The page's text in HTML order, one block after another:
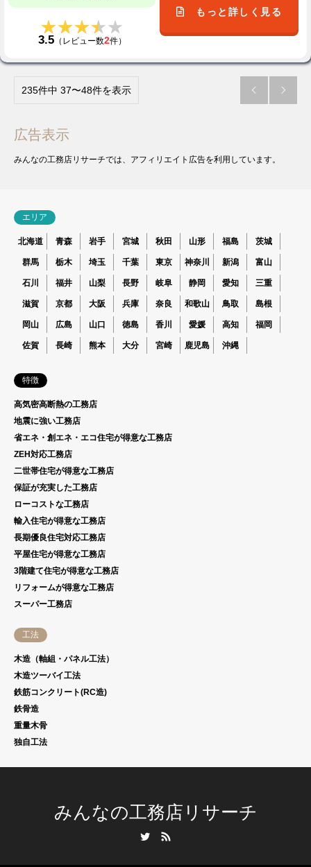
★★★★★
★★★★★
3.5（レビュー数2件）
もっと詳しく見る
235件中 37〜48件を表示  
広告表示
みんなの工務店リサーチでは、アフィリエイト広告を利用しています。
エリア
北海道 青森 岩手 宮城 秋田 山形 福島 茨城
群馬 栃木 埼玉 千葉 東京 神奈川 新潟 富山
石川 福井 山梨 長野 岐阜 静岡 愛知 三重
滋賀 京都 大阪 兵庫 奈良 和歌山 鳥取 島根
岡山 広島 山口 徳島 香川 愛媛 高知 福岡
佐賀 長崎 熊本 大分 宮崎 鹿児島 沖縄
特徴
高気密高断熱の工務店
地震に強い工務店
省エネ・創エネ・エコ住宅が得意な工務店
ZEH対応工務店
二世帯住宅が得意な工務店
保証が充実した工務店
ローコストな工務店
輸入住宅が得意な工務店
長期優良住宅対応工務店
平屋住宅が得意な工務店
3階建て住宅が得意な工務店
リフォームが得意な工務店
スーパー工務店
工法
木造（軸組・パネル工法）
木造ツーバイ工法
鉄筋コンクリート(RC造)
鉄骨造
重量木骨
独自工法
みんなの工務店リサーチ